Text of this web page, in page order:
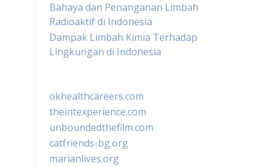
Bahaya dan Penanganan Limbah
Radioaktif di Indonesia
Dampak Limbah Kimia Terhadap
Lingkungan di Indonesia
okhealthcareers.com
theintexperience.com
unboundedthefilm.com
catfriends-bg.org
marianlives.org